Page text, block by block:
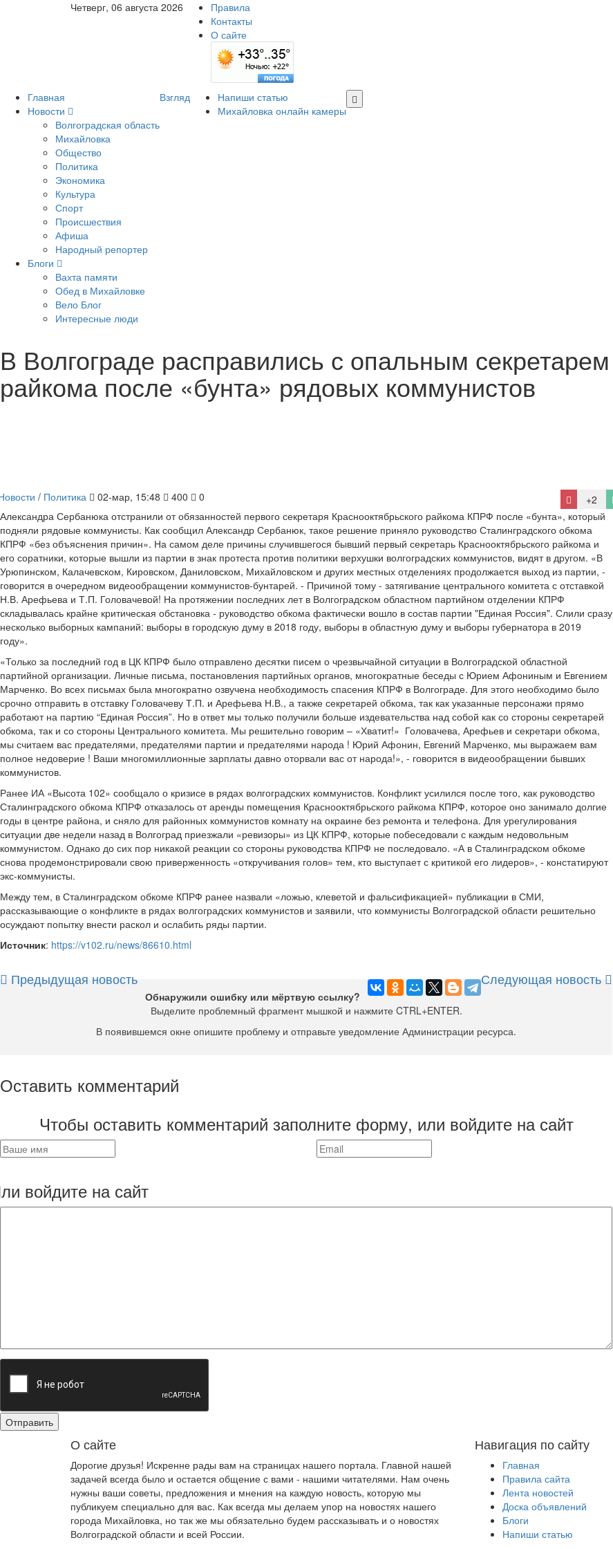
Четверг, 06 августа 2026
Правила
Контакты
О сайте
Главная
Новости
Волгоградская область
Михайловка
Общество
Политика
Экономика
Культура
Спорт
Происшествия
Афиша
Народный репортер
Блоги
Вахта памяти
Обед в Михайловке
Вело Блог
Интересные люди
Взгляд
Напиши статью
Михайловка онлайн камеры
В Волгограде расправились с опальным секретарем
райкома после «бунта» рядовых коммунистов
/ Политика 02-мар, 15:48 400 0
+2
Александра Сербанюка отстранили от обязанностей первого секретаря Краснооктябрьского райкома КПРФ после «бунта», который
подняли рядовые коммунисты. Как сообщил Александр Сербанюк, такое решение приняло руководство Сталинградского обкома
КПРФ «без объяснения причин». На самом деле причины случившегося бывший первый секретарь Краснооктябрьского райкома и
его соратники, которые вышли из партии в знак протеста против политики верхушки волгоградских коммунистов, видят в другом. «В
Урюпинском, Калачевском, Кировском, Даниловском, Михайловском и других местных отделениях продолжается выход из партии, -
говорится в очередном видеообращении коммунистов-бунтарей. - Причиной тому - затягивание центрального комитета с отставкой
Н.В. Арефьева и Т.П. Головачевой! На протяжении последних лет в Волгоградском областном партийном отделении КПРФ
складывалась крайне критическая обстановка - руководство обкома фактически вошло в состав партии "Единая Россия". Слили сразу
несколько выборных кампаний: выборы в городскую думу в 2018 году, выборы в областную думу и выборы губернатора в 2019
году».
«Только за последний год в ЦК КПРФ было отправлено десятки писем о чрезвычайной ситуации в Волгоградской областной
партийной организации. Личные письма, постановления партийных органов, многократные беседы с Юрием Афониным и Евгением
Марченко. Во всех письмах была многократно озвучена необходимость спасения КПРФ в Волгограде. Для этого необходимо было
срочно отправить в отставку Головачеву Т.П. и Арефьева Н.В., а также секретарей обкома, так как указанные персонажи прямо
работают на партию “Единая Россия”. Но в ответ мы только получили больше издевательства над собой как со стороны секретарей
обкома, так и со стороны Центрального комитета. Мы решительно говорим – «Хватит!» Головачева, Арефьев и секретари обкома,
мы считаем вас предателями, предателями партии и предателями народа ! Юрий Афонин, Евгений Марченко, мы выражаем вам
полное недоверие ! Ваши многомиллионные зарплаты давно оторвали вас от народа!», - говорится в видеообращении бывших
коммунистов.
Ранее ИА «Высота 102» сообщало о кризисе в рядах волгоградских коммунистов. Конфликт усилился после того, как руководство
Сталинградского обкома КПРФ отказалось от аренды помещения Краснооктябрьского райкома КПРФ, которое оно занимало долгие
годы в центре района, и сняло для районных коммунистов комнату на окраине без ремонта и телефона. Для урегулирования
ситуации две недели назад в Волгоград приезжали «ревизоры» из ЦК КПРФ, которые побеседовали с каждым недовольным
коммунистом. Однако до сих пор никакой реакции со стороны руководства КПРФ не последовало. «А в Сталинградском обкоме
снова продемонстрировали свою приверженность «откручивания голов» тем, кто выступает с критикой его лидеров», - констатируют
экс-коммунисты.
Между тем, в Сталинградском обкоме КПРФ ранее назвали «ложью, клеветой и фальсификацией» публикации в СМИ,
рассказывающие о конфликте в рядах волгоградских коммунистов и заявили, что коммунисты Волгоградской области решительно
осуждают попытку внести раскол и ослабить ряды партии.
Источник: https://v102.ru/news/86610.html
Предыдущая новость Следующая новость
Обнаружили ошибку или мёртвую ссылку?
Выделите проблемный фрагмент мышкой и нажмите CTRL+ENTER.
В появившемся окне опишите проблему и отправьте уведомление Администрации ресурса.
Оставить комментарий
Чтобы оставить комментарий заполните форму, или войдите на сайт
войдите на сайт
О сайте
Дорогие друзья! Искренне рады вам на страницах нашего портала. Главной нашей
задачей всегда было и остается общение с вами - нашими читателями. Нам очень
нужны ваши советы, предложения и мнения на каждую новость, которую мы
публикуем специально для вас. Как всегда мы делаем упор на новостях нашего
города Михайловка, но так же мы обязательно будем рассказывать и о новостях
Волгоградской области и всей России.
Навигация по сайту
Главная
Правила сайта
Лента новостей
Доска объявлений
Блоги
Напиши статью